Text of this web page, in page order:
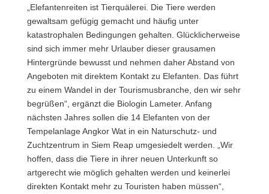
„Elefantenreiten ist Tierquälerei. Die Tiere werden
gewaltsam gefügig gemacht und häufig unter
katastrophalen Bedingungen gehalten. Glücklicherweise
sind sich immer mehr Urlauber dieser grausamen
Hintergründe bewusst und nehmen daher Abstand von
Angeboten mit direktem Kontakt zu Elefanten. Das führt
zu einem Wandel in der Tourismusbranche, den wir sehr
begrüßen“, ergänzt die Biologin Lameter. Anfang
nächsten Jahres sollen die 14 Elefanten von der
Tempelanlage Angkor Wat in ein Naturschutz- und
Zuchtzentrum in Siem Reap umgesiedelt werden. „Wir
hoffen, dass die Tiere in ihrer neuen Unterkunft so
artgerecht wie möglich gehalten werden und keinerlei
direkten Kontakt mehr zu Touristen haben müssen“,